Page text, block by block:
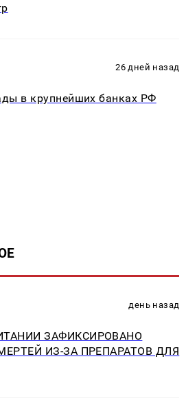
26 дней назад
в крупнейших банках РФ
день назад
ЗАФИКСИРОВАНО
ИЗ-ЗА ПРЕПАРАТОВ ДЛЯ